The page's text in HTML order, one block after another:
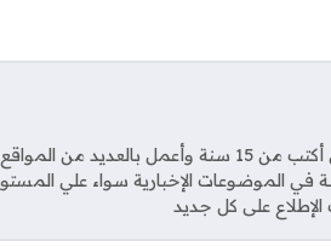
صحفي متخصص في الشأن السعودي أكتب من 15 سنة وأعمل
في الموضوعات الإخبارية سواء علي
على كل جديد